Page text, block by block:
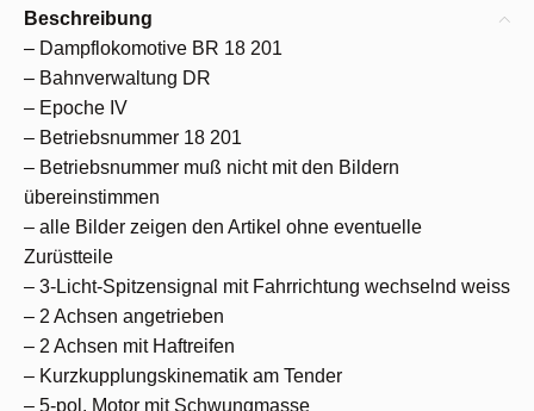
Beschreibung
– Dampflokomotive BR 18 201
– Bahnverwaltung DR
– Epoche IV
– Betriebsnummer 18 201
– Betriebsnummer muß nicht mit den Bildern
übereinstimmen
– alle Bilder zeigen den Artikel ohne eventuelle
Zurüstteile
– 3-Licht-Spitzensignal mit Fahrrichtung wechselnd weiss
– 2 Achsen angetrieben
– 2 Achsen mit Haftreifen
– Kurzkupplungskinematik am Tender
– 5-pol. Motor mit Schwungmasse